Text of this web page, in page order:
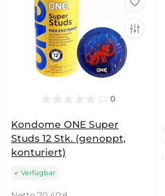
0
Kondome ONE Super
Studs 12 Stk. (genoppt,
konturiert)
Verfügbar